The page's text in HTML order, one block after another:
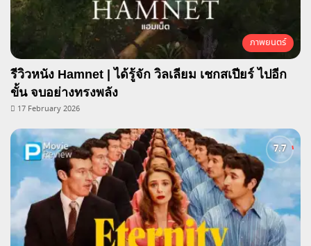
ภาพยนตร์
รีวิวหนัง Hamnet | ได้รู้จัก วิลเลียม เชกสเปียร์ ไปอีก
ขั้น จบอย่างทรงพลัง
17 February 2026